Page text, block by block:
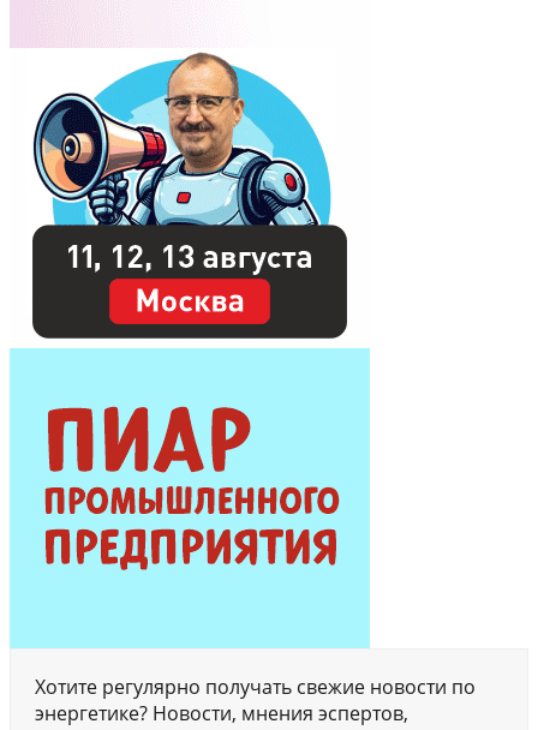
Хотите регулярно получать свежие новости по
энергетике? Новости, мнения эспертов,